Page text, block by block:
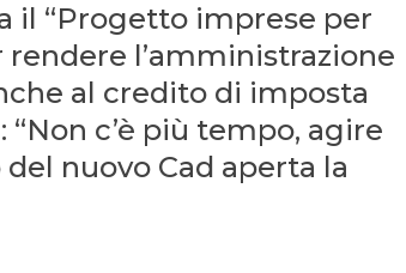
il “Progetto imprese per
rendere l’amministrazione
al credito di imposta
c’è più tempo, agire
nuovo Cad aperta la